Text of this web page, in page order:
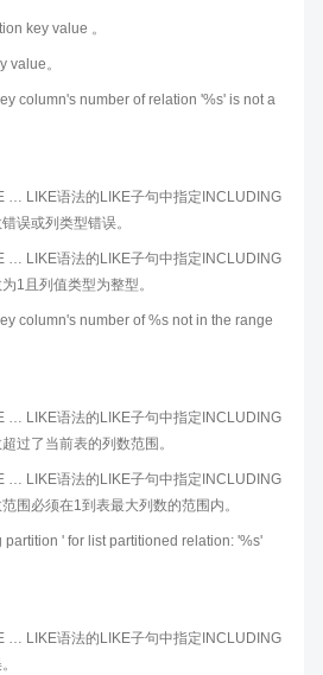
key value 。
value。
column's number of relation '%s' is not a
… LIKE语法的LIKE子句中指定INCLUDING
误或列类型错误。
… LIKE语法的LIKE子句中指定INCLUDING
1且列值类型为整型。
column's number of %s not in the range
… LIKE语法的LIKE子句中指定INCLUDING
过了当前表的列数范围。
… LIKE语法的LIKE子句中指定INCLUDING
围必须在1到表最大列数的范围内。
partition ' for list partitioned relation: '%s'
… LIKE语法的LIKE子句中指定INCLUDING